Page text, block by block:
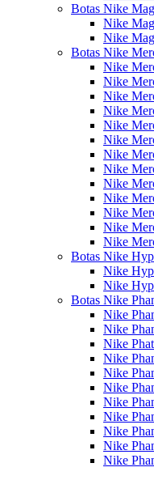
Botas Nike
Nike
Nike
Botas Nike
Nike
Nike
Nike
Nike
Nike
Nike
Nike
Nike
Nike
Nike
Nike
Nike
Nike
Botas Nike
Nike
Nike
Botas Nike
Nike
Nike
Nike
Nike
Nike
Nike
Nike
Nike
Nike
Nike
Nike